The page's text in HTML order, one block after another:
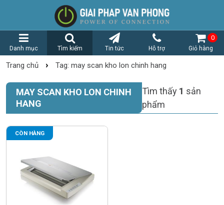
Danh mục Tìm kiếm Tin tức Hỗ trợ Giỏ hàng
0
Trang chủ › Tag: may scan kho lon chinh hang
MAY SCAN KHO LON CHINH
HANG
Tìm thấy 1 sản
phẩm
CÒN HÀNG